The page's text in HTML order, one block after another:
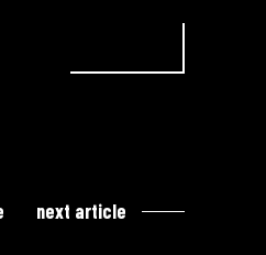
next article